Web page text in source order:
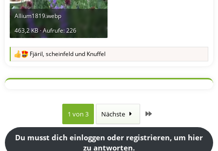
Allium1819.webp
463,2 KB · Aufrufe: 226
R
k
n
Fjäril, scheinfeld und Knuffel
1 von 3 Nächste
Du musst dich einloggen oder registrieren, um hier
zu antworten.